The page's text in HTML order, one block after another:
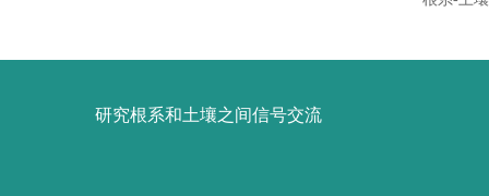
研究根系和土壤之间信号交流